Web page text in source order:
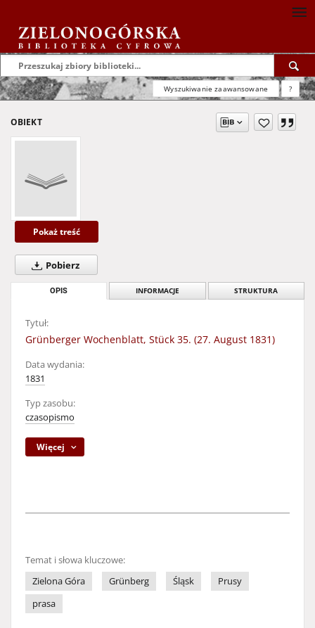
Wyszukiwanie zaawansowane ?
OBIEKT
Pokaż treść
Pobierz
OPIS INFORMACJE STRUKTURA
Tytuł:
Grünberger Wochenblatt, Stück 35. (27. August 1831)
Data wydania:
1831
Typ zasobu:
czasopismo
Więcej
Temat i słowa kluczowe:
Zielona Góra
Grünberg Śląsk
Prusy
prasa